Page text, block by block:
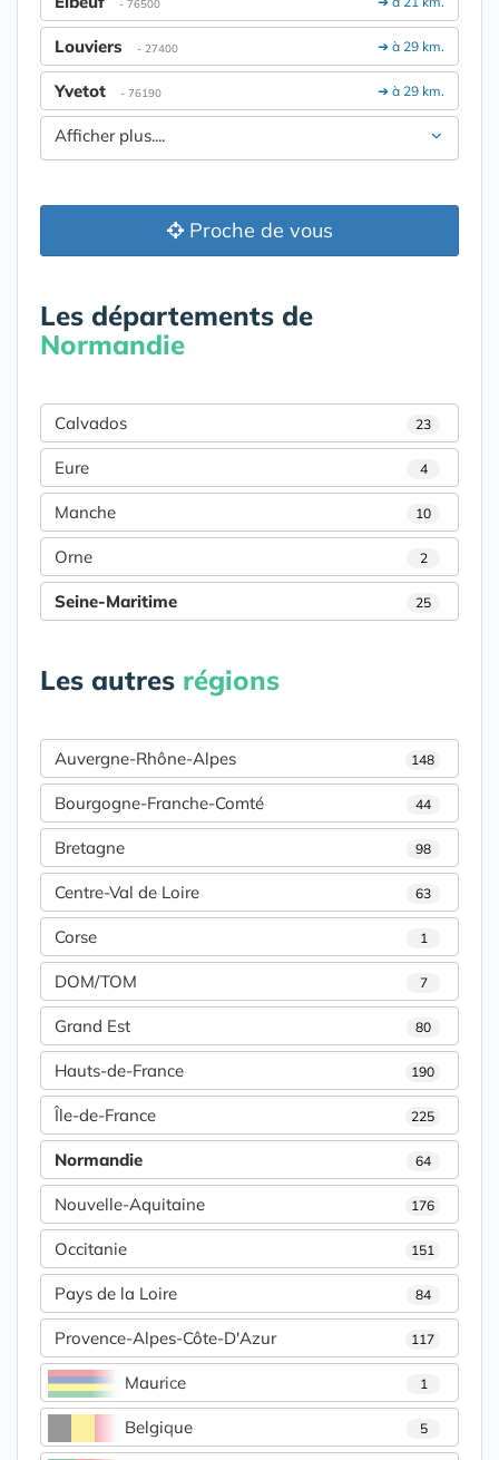
- 76500
➔ à 29 km.
Louviers - 27400
➔ à 29 km.
Yvetot - 76190
Afficher plus....
Proche de vous
Les départements de
Normandie
Calvados 23
Eure 4
Manche 10
Orne 2
Seine-Maritime 25
Les autres régions
Auvergne-Rhône-Alpes 148
Bourgogne-Franche-Comté 44
Bretagne 98
Centre-Val de Loire 63
Corse 1
DOM/TOM 7
Grand Est 80
Hauts-de-France 190
Île-de-France 225
Normandie 64
Nouvelle-Aquitaine 176
Occitanie 151
Pays de la Loire 84
Provence-Alpes-Côte-D'Azur 117
Maurice 1
Belgique 5